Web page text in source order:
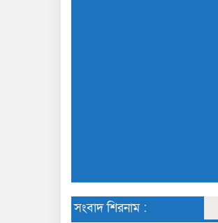
সংবাদ শিরনাম :